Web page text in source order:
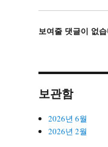
보여줄 댓글이 없
보관함
2026년 6월
2026년 2월